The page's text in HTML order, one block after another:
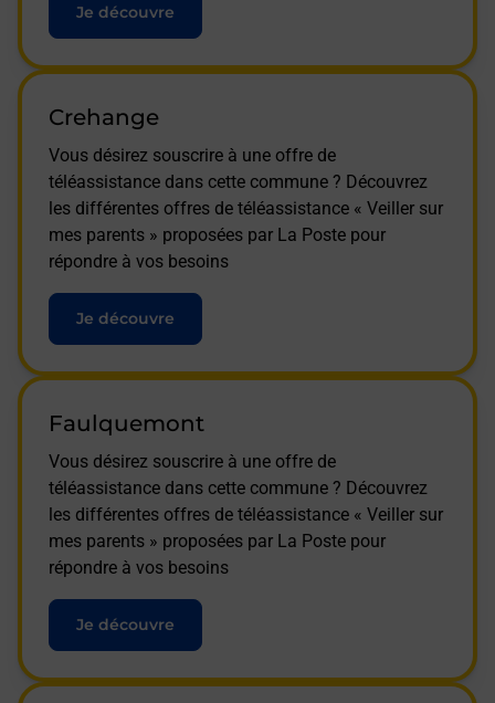
Je découvre
Crehange
Vous désirez souscrire à une offre de
téléassistance dans cette commune ? Découvrez
les différentes offres de téléassistance « Veiller sur
mes parents » proposées par La Poste pour
répondre à vos besoins
Je découvre
Faulquemont
Vous désirez souscrire à une offre de
téléassistance dans cette commune ? Découvrez
les différentes offres de téléassistance « Veiller sur
mes parents » proposées par La Poste pour
répondre à vos besoins
Je découvre